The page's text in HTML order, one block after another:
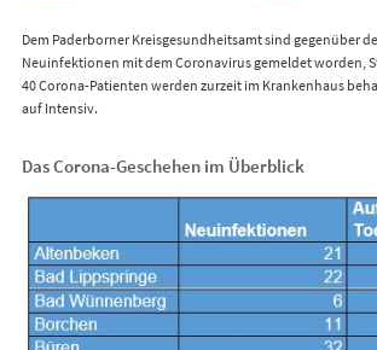
Dem Paderborner Kreisgesundheitsamt sind gegenüber
Neuinfektionen mit dem Coronavirus gemeldet worden,
40 Corona-Patienten werden zurzeit im Krankenhaus
auf Intensiv.
Das Corona-Geschehen im Überblick